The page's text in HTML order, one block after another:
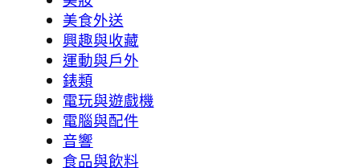
美食外送
興趣與收藏
運動與戶外
錶類
電玩與遊戲機
電腦與配件
音響
食品與飲料